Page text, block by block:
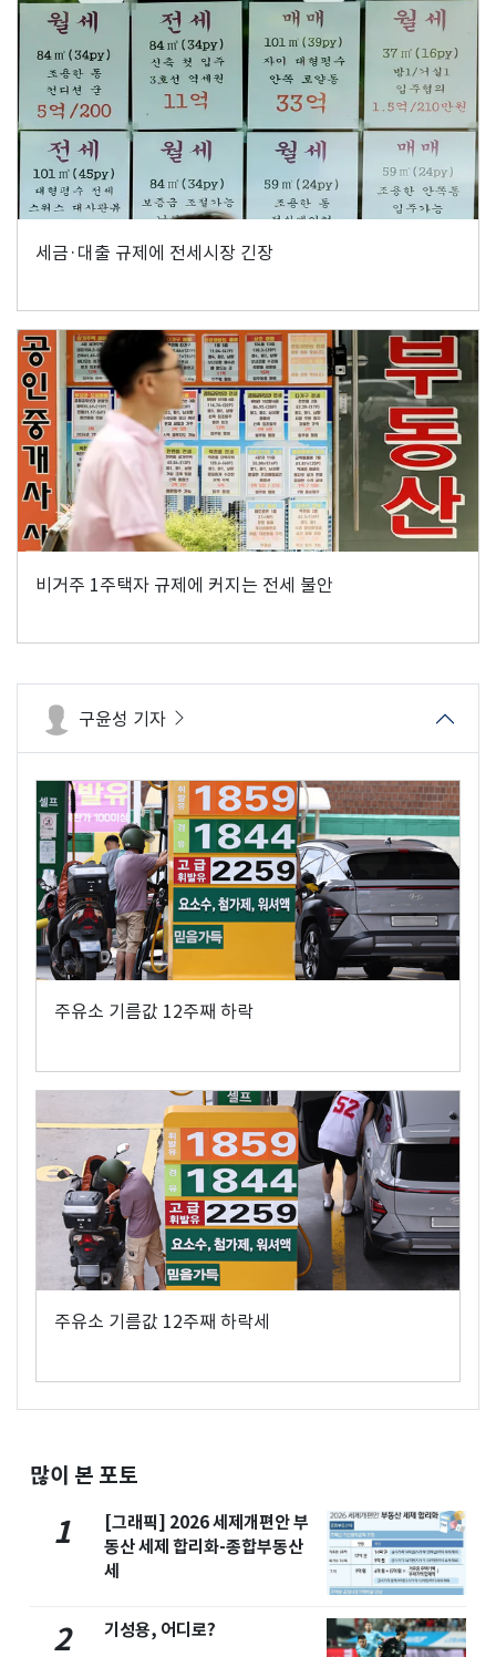
세금·대출 규제에 전세시장 긴장
비거주 1주택자 규제에 커지는 전세 불안
구윤성 기자
주유소 기름값 12주째 하락
주유소 기름값 12주째 하락세
많이 본 포토
1
[그래픽] 2026 세제개편안 부
동산 세제 합리화-종합부동산
세
2 기성용, 어디로?